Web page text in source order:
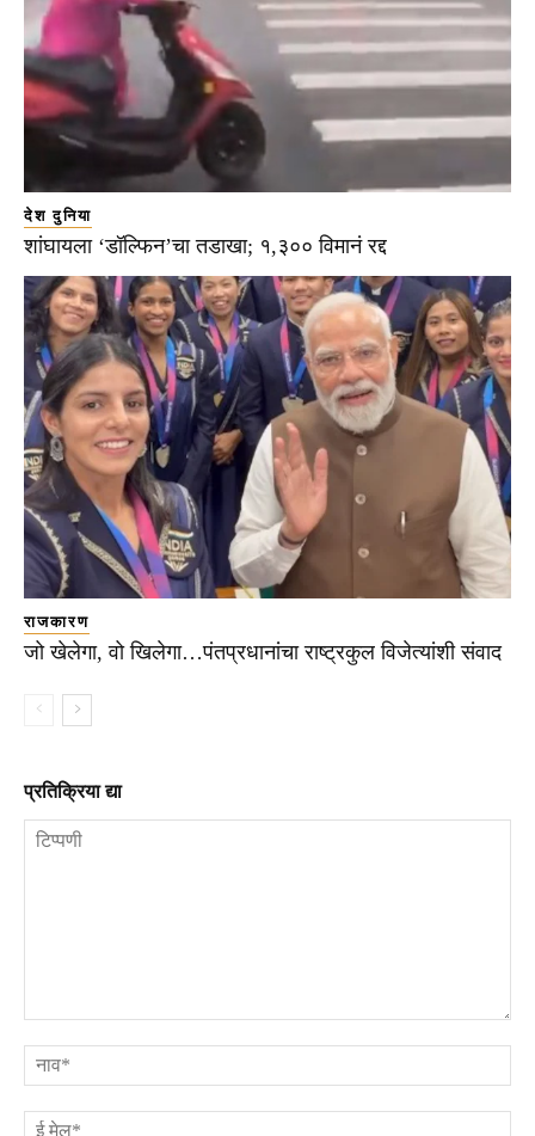
देश दुनिया
शांघायला ‘डॉल्फिन’चा तडाखा; १,३०० विमानं रद्द
राजकारण
जो खेलेगा, वो खिलेगा…पंतप्रधानांचा राष्ट्रकुल विजेत्यांशी संवाद
प्रतिक्रिया द्या